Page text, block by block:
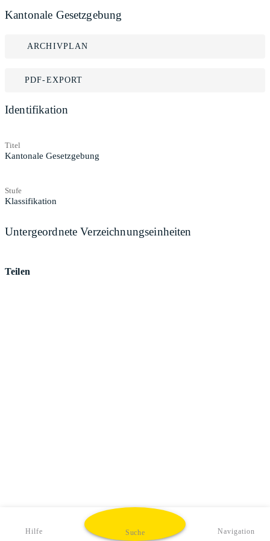
Kantonale Gesetzgebung
ARCHIVPLAN
PDF-EXPORT
Identifikation
Titel
Kantonale Gesetzgebung
Stufe
Klassifikation
Untergeordnete Verzeichnungseinheiten
Teilen
Hilfe Suche Navigation